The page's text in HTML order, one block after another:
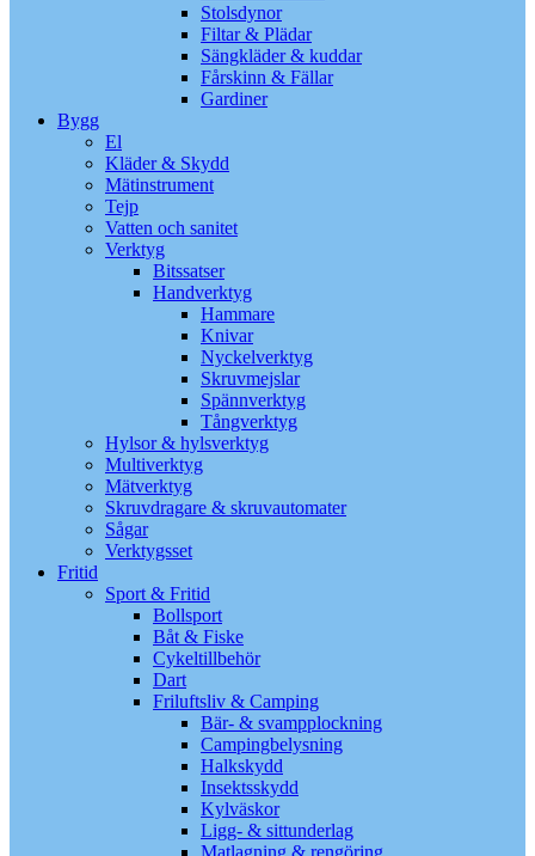
Stolsdynor
Filtar & Plädar
Sängkläder & kuddar
Fårskinn & Fällar
Gardiner
Bygg
El
Kläder & Skydd
Mätinstrument
Tejp
Vatten och sanitet
Verktyg
Bitssatser
Handverktyg
Hammare
Knivar
Nyckelverktyg
Skruvmejslar
Spännverktyg
Tångverktyg
Hylsor & hylsverktyg
Multiverktyg
Mätverktyg
Skruvdragare & skruvautomater
Sågar
Verktygsset
Fritid
Sport & Fritid
Bollsport
Båt & Fiske
Cykeltillbehör
Dart
Friluftsliv & Camping
Bär- & svampplockning
Campingbelysning
Halkskydd
Insektsskydd
Kylväskor
Ligg- & sittunderlag
Matlagning & rengöring